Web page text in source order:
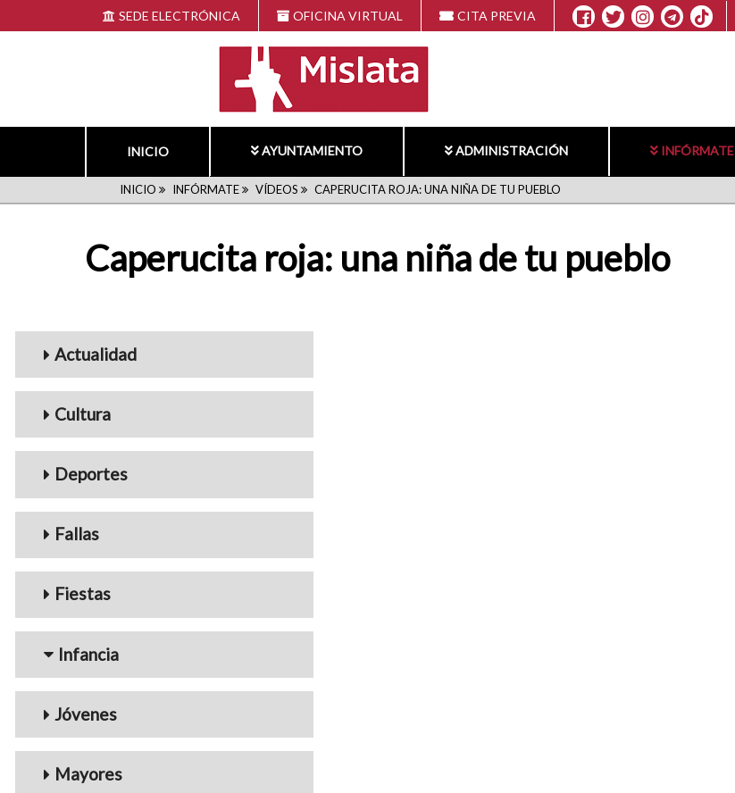
al
SEDE ELECTRÓNICA OFICINA VIRTUAL CITA PREVIA
INICIO AYUNTAMIENTO ADMINISTRACIÓN INFÓRMATE
RUTA
DE
NAVEGACIÓN
INICIO INFÓRMATE VÍDEOS CAPERUCITA ROJA: UNA NIÑA DE TU PUEBLO
Caperucita roja: una niña de tu pueblo
Menu_Videos
Actualidad
Cultura
Deportes
Fallas
Fiestas
Infancia
Jóvenes
Mayores